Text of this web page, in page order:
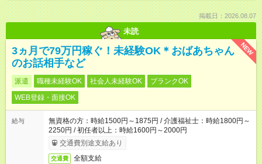
掲載日：2026.08.07
未読
NEW
3ヵ月で79万円稼ぐ！未経験OK＊おばあちゃん
のお話相手など
派遣 職種未経験OK 社会人未経験OK
ブランクOK
WEB登録・面接OK
給与
無資格の方：時給1500円～1875円 / 介護福祉士：時給1800円～
2250円 / 初任者以上：時給1600円～2000円
交通費別途支給あり
交通費 全額支給